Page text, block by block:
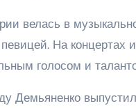
велась в
На концертах
голосом и
Демьяненко